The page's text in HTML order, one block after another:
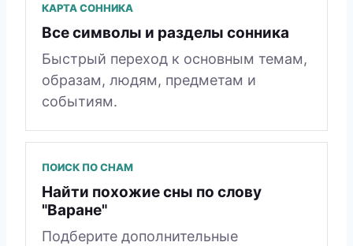
КАРТА СОННИКА
Все символы и разделы сонника
Быстрый переход к основным темам,
образам, людям, предметам и
событиям.
ПОИСК ПО СНАМ
Найти похожие сны по слову
"Варане"
Подберите дополнительные